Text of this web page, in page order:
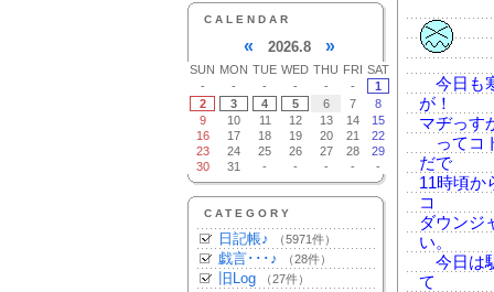
CALENDAR
« 2026.8 »
SUN MON TUE WED THU FRI SAT
-
- - - - -
1
2
3 4 5 6 7
8
9
10 11 12 13 14
15
16
17 18 19 20 21
22
23
24 25 26 27 28
29
30
31 - - - - -
CATEGORY
日記帳♪ （5971件）
戯言･･･♪ （28件）
旧Log （27件）
今日も
が！
マヂっす
ってコ
だで
11時頃か
コ
ダウンジ
い。
今日は
て